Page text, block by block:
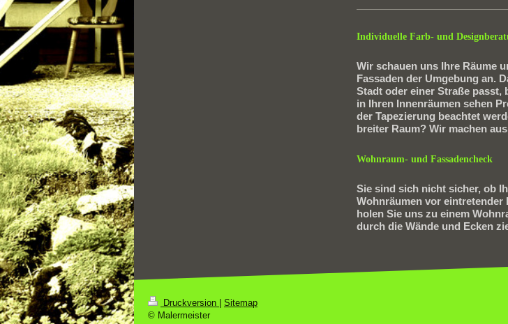
Individuelle Farb- und
Wir schauen uns Ihre Räume
Fassaden der Umgebung an.
Stadt oder einer Straße passt,
in Ihren Innenräumen sehen
der Tapezierung beachtet
breiter Raum? Wir machen
Wohnraum- und Fassadencheck
Sie sind sich nicht sicher, ob
Wohnräumen vor eintretender
holen Sie uns zu einem
durch die Wände und Ecken
Druckversion | Sitemap
© Malermeister